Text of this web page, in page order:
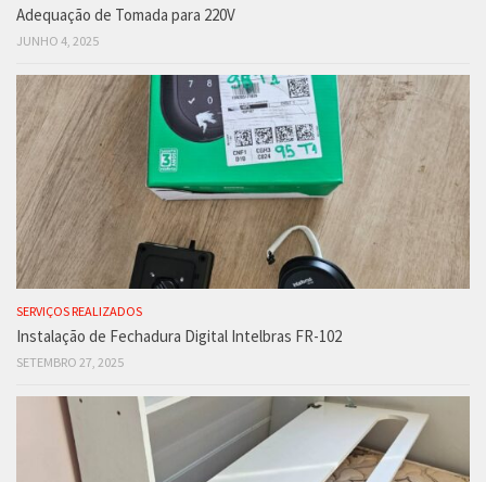
Adequação de Tomada para 220V
JUNHO 4, 2025
SERVIÇOS REALIZADOS
Instalação de Fechadura Digital Intelbras FR-102
SETEMBRO 27, 2025